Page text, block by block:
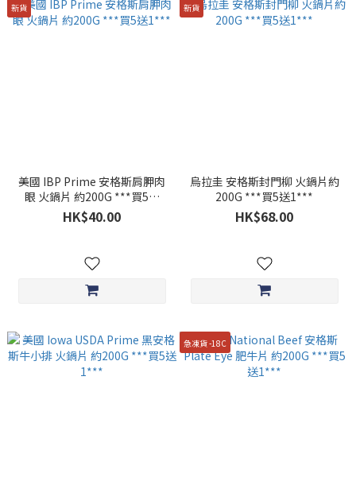
新貨
美國 IBP Prime 安格斯肩胛肉
眼 火鍋片 約200G ***買5送
1***
HK$40.00
新貨
烏拉圭 安格斯封門柳 火鍋片約
200G ***買5送1***
HK$68.00
急凍貨 -18C